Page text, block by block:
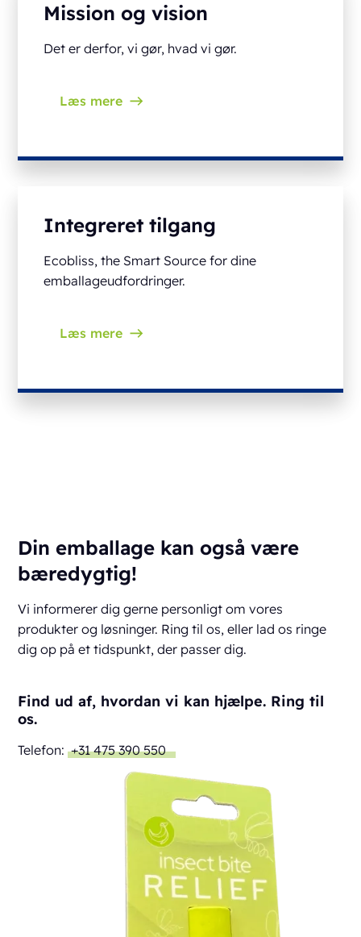
Mission og vision
Det er derfor, vi gør, hvad vi gør.
Læs mere
Integreret tilgang
Ecobliss, the Smart Source for dine
emballageudfordringer.
Læs mere
Din emballage kan også være
bæredygtig!
Vi informerer dig gerne personligt om vores
produkter og løsninger. Ring til os, eller lad os ringe
dig op på et tidspunkt, der passer dig.
Find ud af, hvordan vi kan hjælpe. Ring til
os.
Telefon: +31 475 390 550